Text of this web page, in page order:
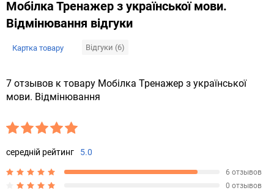
Мобілка Тренажер з української мови.
Вiдмiнювання відгуки
Картка товару Відгуки (6)
7 отзывов к товару Мобілка Тренажер з української
мови. Вiдмiнювання
5.0
середній рейтинг
6 отзывов
0 отзывов